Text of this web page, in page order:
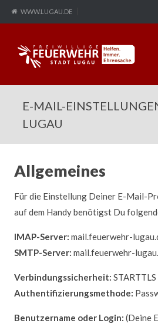
WWW.LUGAU.DE
E-MAIL-
LUGAU
Allgemeines
Für die Einstellung Deiner E-Mail-
auf dem Handy benötigst Du
IMAP-Server: mail.feuerwehr-
SMTP-Server: mail.feuerwehr-
Verbindungssicherheit: STARTTLS
Authentifizierungsmethode:
Benutzername oder Login: (Deine